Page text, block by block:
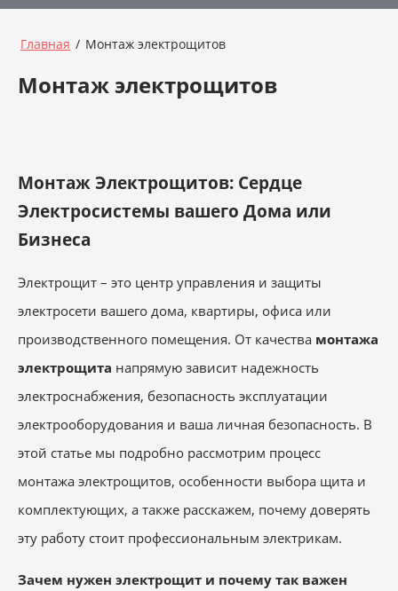
Главная / Монтаж электрощитов
Монтаж электрощитов
Монтаж Электрощитов: Сердце
Электросистемы вашего Дома или
Бизнеса
Электрощит – это центр управления и защиты
электросети вашего дома, квартиры, офиса или
производственного помещения. От качества монтажа
электрощита напрямую зависит надежность
электроснабжения, безопасность эксплуатации
электрооборудования и ваша личная безопасность. В
этой статье мы подробно рассмотрим процесс
монтажа электрощитов, особенности выбора щита и
комплектующих, а также расскажем, почему доверять
эту работу стоит профессиональным электрикам.
Зачем нужен электрощит и почему так важен